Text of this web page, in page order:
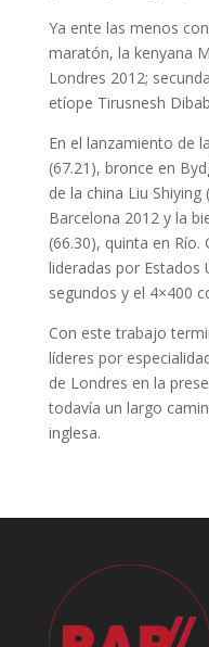
Ya ente las menos
maratón, la kenyana
Londres 2012;
etíope Tirusnesh
En el lanzamiento de
(67.21), bronce en
de la china Liu
Barcelona 2012 y la
(66.30), quinta en
lideradas por Estados
segundos y el 4×400
Con este trabajo
líderes por
de Londres en la
todavía un largo
inglesa.